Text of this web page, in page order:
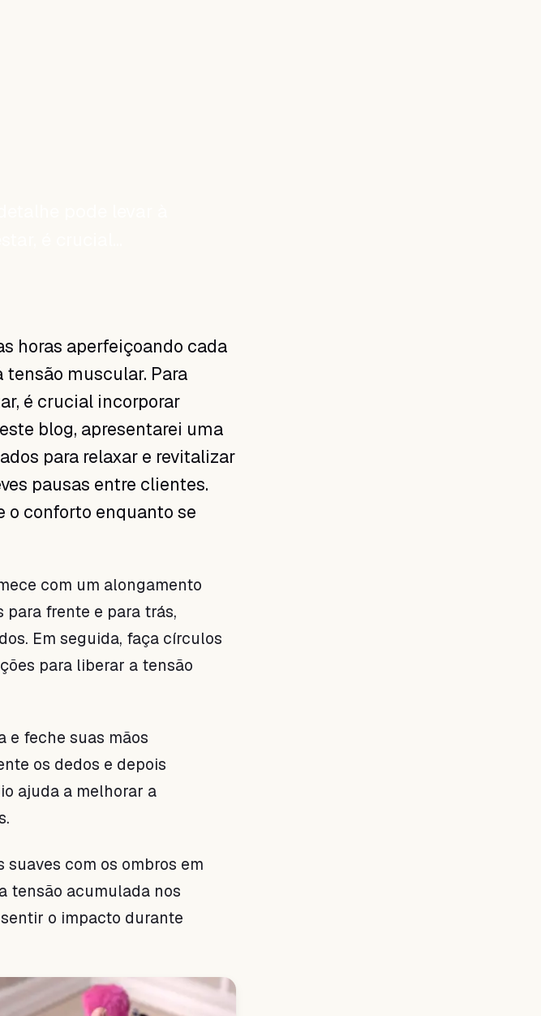
horas aperfeiçoando cada
muscular. Para
é crucial incorporar
blog, apresentarei uma
para relaxar e revitalizar
pausas entre clientes.
o conforto enquanto se
com um alongamento
para frente e para trás,
Em seguida, faça círculos
para liberar a tensão
e feche suas mãos
os dedos e depois
ajuda a melhorar a
suaves com os ombros em
tensão acumulada nos
o impacto durante